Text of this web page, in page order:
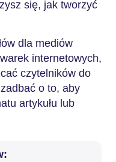
się, jak tworzyć
dla mediów
internetowych,
czytelników do
o to, aby
artykułu lub